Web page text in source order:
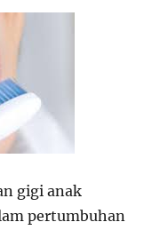
gigi anak
pertumbuhan